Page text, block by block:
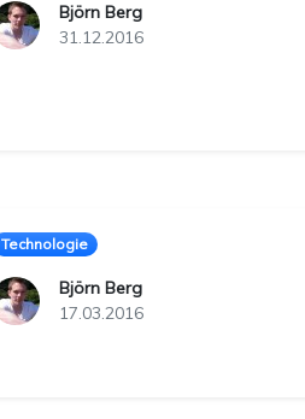
Björn Berg
31.12.2016
Technologie
Björn Berg
17.03.2016